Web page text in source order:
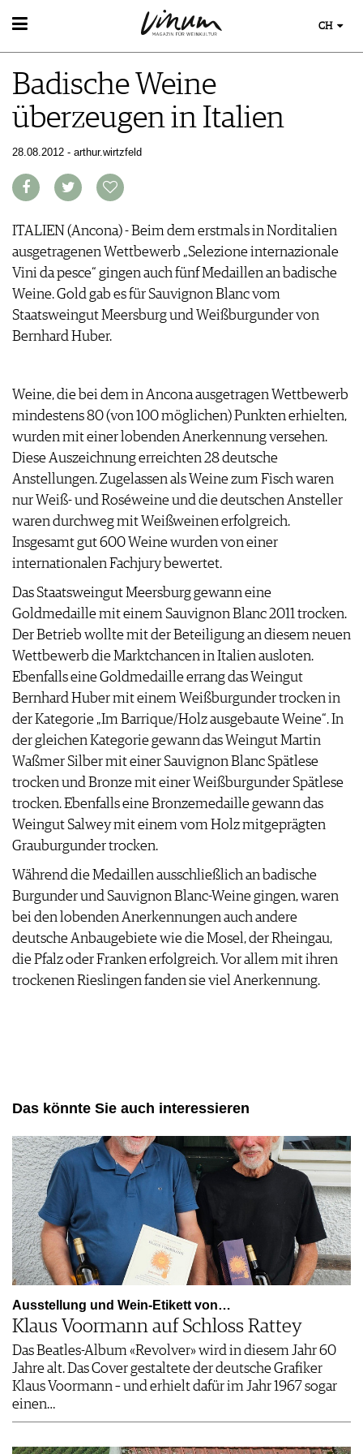
WEIN
WEINSUCHE
GUIDE WEINGÜTER
WINETRADECLUB
WEINE DES MONATS
TRINKREIFETABELLE
UNIQUE WINERIES
WEINWISSEN
WEINREGIONEN
WEINGESCHICHTE
WEINLAGERUNG
INFOGRAFIKEN
NEWS
EVENTS
EVENTKALENDER
EVENT-BILDER
FOOD PAIRING TIPPS
FOOD PAIRING TABELLE
KULINARIK
REZEPTE
HOTSPOTS
WEINREISEN
MAGAZIN
DOSSIER
WINEGUIDES
KLARTEXT
EXTRAS
ABO
AUSGABE
MEDIATHEK
APPS
VIDEOS
BILDSTRECKEN
BÜCHER
NEWS
WEINWIRTSCHAFT
WEINSZENE
PORTRAITS
ANMELDEN
GEWINNSPIELE
TRINKREIFETABELLE
ABO
NEWSLETTER
WINE TRADE CLUB
REDAKTION
JOBS
WERBUNG
PRESSE
IMPRESSUM
AGB & DATENSCHUTZ
FAQ
CH
Badische Weine
überzeugen in Italien
28.08.2012 - arthur.wirtzfeld
ITALIEN (Ancona) - Beim dem erstmals in Norditalien
ausgetragenen Wettbewerb „Selezione internazionale
Vini da pesce“ gingen auch fünf Medaillen an badische
Weine. Gold gab es für Sauvignon Blanc vom
Staatsweingut Meersburg und Weißburgunder von
Bernhard Huber.
Weine, die bei dem in Ancona ausgetragen Wettbewerb
mindestens 80 (von 100 möglichen) Punkten erhielten,
wurden mit einer lobenden Anerkennung versehen.
Diese Auszeichnung erreichten 28 deutsche
Anstellungen. Zugelassen als Weine zum Fisch waren
nur Weiß- und Roséweine und die deutschen Ansteller
waren durchweg mit Weißweinen erfolgreich.
Insgesamt gut 600 Weine wurden von einer
internationalen Fachjury bewertet.
Das Staatsweingut Meersburg gewann eine
Goldmedaille mit einem Sauvignon Blanc 2011 trocken.
Der Betrieb wollte mit der Beteiligung an diesem neuen
Wettbewerb die Marktchancen in Italien ausloten.
Ebenfalls eine Goldmedaille errang das Weingut
Bernhard Huber mit einem Weißburgunder trocken in
der Kategorie „Im Barrique/Holz ausgebaute Weine“. In
der gleichen Kategorie gewann das Weingut Martin
Waßmer Silber mit einer Sauvignon Blanc Spätlese
trocken und Bronze mit einer Weißburgunder Spätlese
trocken. Ebenfalls eine Bronzemedaille gewann das
Weingut Salwey mit einem vom Holz mitgeprägten
Grauburgunder trocken.
Während die Medaillen ausschließlich an badische
Burgunder und Sauvignon Blanc-Weine gingen, waren
bei den lobenden Anerkennungen auch andere
deutsche Anbaugebiete wie die Mosel, der Rheingau,
die Pfalz oder Franken erfolgreich. Vor allem mit ihren
trockenen Rieslingen fanden sie viel Anerkennung.
Das könnte Sie auch interessieren
Ausstellung und Wein-Etikett von…
Klaus Voormann auf Schloss Rattey
Das Beatles-Album «Revolver» wird in diesem Jahr 60
Jahre alt. Das Cover gestaltete der deutsche Grafiker
Klaus Voormann – und erhielt dafür im Jahr 1967 sogar
einen…